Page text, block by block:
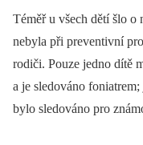
Téměř u všech dětí šlo o
nebyla při preventivní
rodiči. Pouze jedno dítě
a je sledováno
bylo sledováno pro